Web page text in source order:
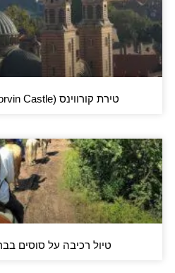
טירת קורווינס (Corvin Castle) בטרנסילבניה
טיול רכיבה על סוסים